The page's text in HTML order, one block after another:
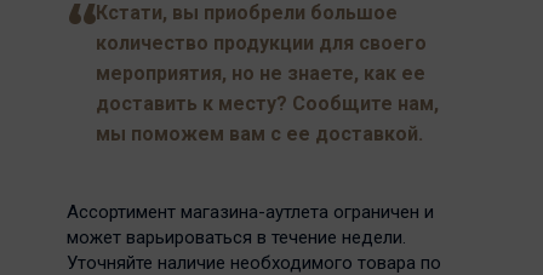
Кстати, вы приобрели большое
количество продукции для своего
мероприятия, но не знаете, как ее
доставить к месту? Сообщите нам,
мы поможем вам с ее доставкой.
Ассортимент магазина-аутлета ограничен и
может варьироваться в течение недели.
Уточняйте наличие необходимого товара по